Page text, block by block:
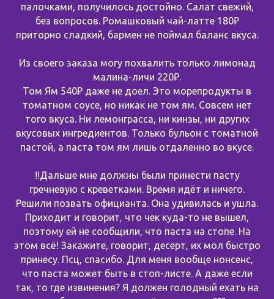
палочками, получилось достойно. Салат свежий,
без вопросов. Ромашковый чай-латте 180₽
приторно сладкий, бармен не поймал баланс вкуса.
Из своего заказа могу похвалить только лимонад
малина-личи 220₽.
Том Ям 540₽ даже не доел. Это морепродукты в
томатном соусе, но никак не том ям. Совсем нет
того вкуса. Ни лемонграсса, ни кинзы, ни других
вкусовых ингредиентов. Только бульон с томатной
пастой, а паста том ям лишь отдаленно во вкусе.
‼️Дальше мне должны были принести пасту
гречневую с креветками. Время идёт и ничего.
Решили позвать официанта. Она удивилась и ушла.
Приходит и говорит, что чек куда-то не вышел,
поэтому ей не сообщили, что паста на стопе. На
этом всё! Закажите, говорит, десерт, их мол быстро
принесу. Псц, спасибо. Для меня вообще нонсенс,
что паста может быть в стоп-листе. А даже если
так, то где извинения? Я должен голодный ехать на